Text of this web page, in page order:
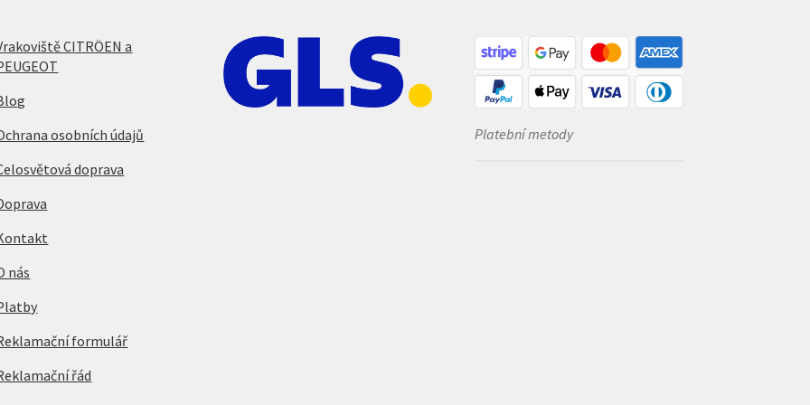
CITRÖEN a
osobních údajů
doprava
nás
formulář
řád
Platební metody